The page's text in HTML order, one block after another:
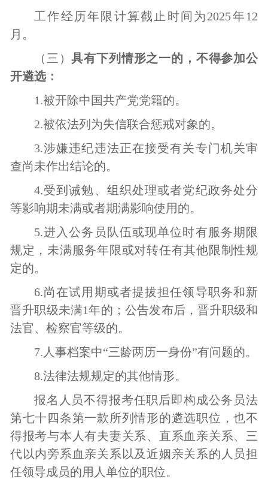
工作经历年限计算截止时间为 2025年1 2
月。
（三）具有下列情形之一的，不得参加公
开遴选：
1.被开除中国共产党党籍的。
2.被依法列为失信联合惩戒对象的。
3.涉嫌违纪违法正在接受有关专门机关审
查尚未作出结论的。
4.受到诫勉、组织处理或者党纪政务处分
等影响期未满或者期满影响使用的。
5.进入公务员队伍或现单位时有服务期限
规定，未满服务年限或对转任有其他限制性规
定的。
6.尚在试用期或者提拔担任领导职务和新
晋升职级未满1年的；公告发布后，晋升职级和
法官、检察官等级的。
7.人事档案中“三龄两历一身份”有问题的。
8.法律法规规定的其他情形。
报名人员不得报考任职后即构成公务员法
第七十四条第一款所列情形的遴选职位，也不
得报考与本人有夫妻关系、直系血亲关系、三
代以内旁系血亲关系以及近姻亲关系的人员担
任领导成员的用人单位的职位。